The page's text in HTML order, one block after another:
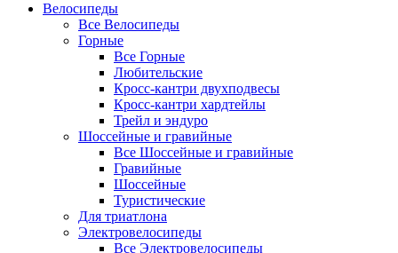
Велосипеды
Все Велосипеды
Горные
Все Горные
Любительские
Кросс-кантри двухподвесы
Кросс-кантри хардтейлы
Трейл и эндуро
Шоссейные и гравийные
Все Шоссейные и гравийные
Гравийные
Шоссейные
Туристические
Для триатлона
Электровелосипеды
Все Электровелосипеды